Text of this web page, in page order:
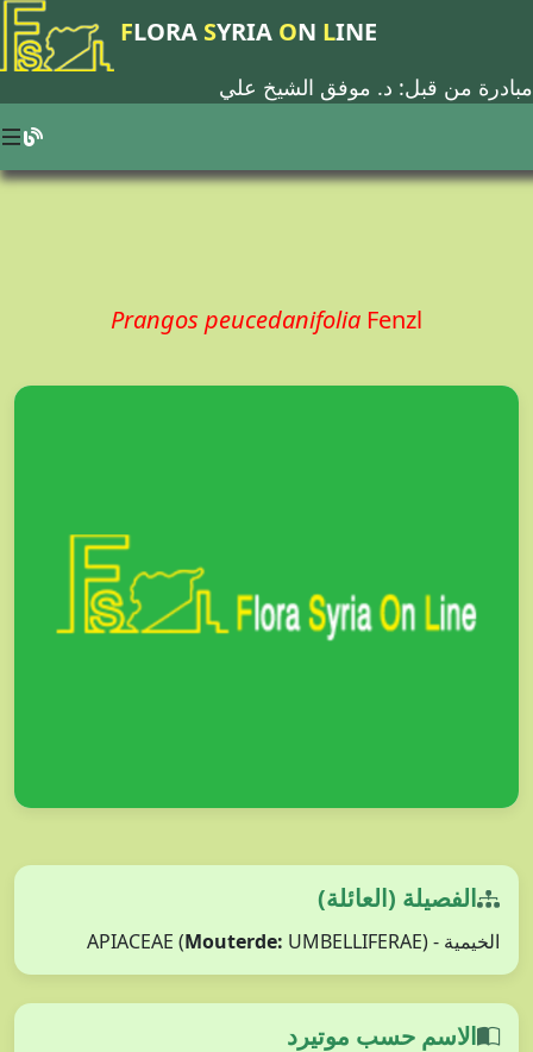
FLORA SYRIA ON LINE
مبادرة من قبل: د. موفق الشيخ علي
Prangos peucedanifolia Fenzl
الفصيلة (العائلة)
الخيمية - APIACEAE ( Mouterde: UMBELLIFERAE)
الاسم حسب موتيرد